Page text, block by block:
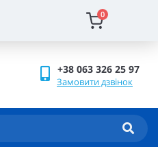
0
+38 063 326 25 97
Замовити дзвінок